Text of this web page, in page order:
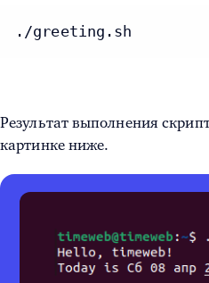
./greeting.sh
Результат выполнения
картинке ниже.